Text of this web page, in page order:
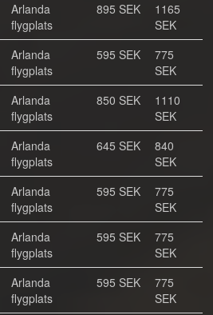
Arlanda
flygplats
895 SEK
1165
SEK
Arlanda
flygplats
595 SEK
775
SEK
Arlanda
flygplats
850 SEK
1110
SEK
Arlanda
flygplats
645 SEK
840
SEK
Arlanda
flygplats
595 SEK
775
SEK
Arlanda
flygplats
595 SEK
775
SEK
Arlanda
flygplats
595 SEK
775
SEK